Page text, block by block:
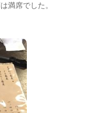
満席でした。